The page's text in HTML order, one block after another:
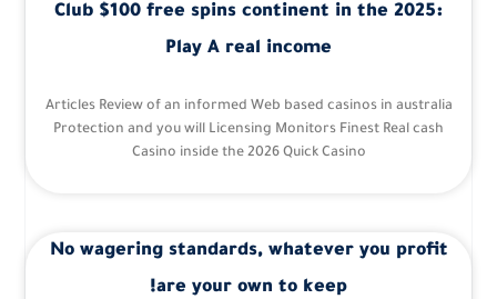
Club $100 free spins continent in the 2025:
Play A real income
Articles Review of an informed Web based casinos in australia
Protection and you will Licensing Monitors Finest Real cash
Casino inside the 2026 Quick Casino
No wagering standards, whatever you profit
are your own to keep!